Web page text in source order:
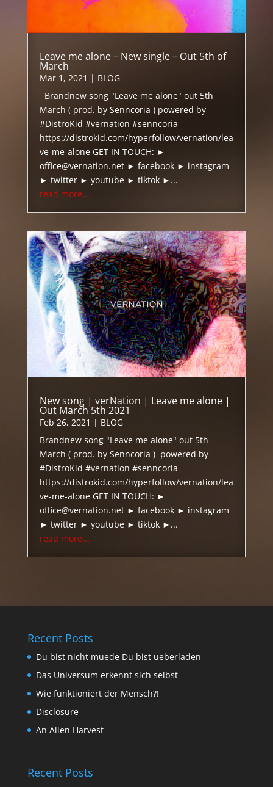
Leave me alone – New single – Out 5th of
March
Mar 1, 2021 | BLOG
Brandnew song "Leave me alone" out 5th
March ( prod. by Senncoria ) powered by
#DistroKid #vernation #senncoria
https://distrokid.com/hyperfollow/vernation/lea
ve-me-alone GET IN TOUCH: ►
office@vernation.net ► facebook ► instagram
► twitter ► youtube ► tiktok ►...
read more...
New song | verNation | Leave me alone |
Out March 5th 2021
Feb 26, 2021 | BLOG
Brandnew song "Leave me alone" out 5th
March ( prod. by Senncoria ) powered by
#DistroKid #vernation #senncoria
https://distrokid.com/hyperfollow/vernation/lea
ve-me-alone GET IN TOUCH: ►
office@vernation.net ► facebook ► instagram
► twitter ► youtube ► tiktok ►...
read more...
Recent Posts
Du bist nicht muede Du bist ueberladen
Das Universum erkennt sich selbst
Wie funktioniert der Mensch?!
Disclosure
An Alien Harvest
Recent Posts